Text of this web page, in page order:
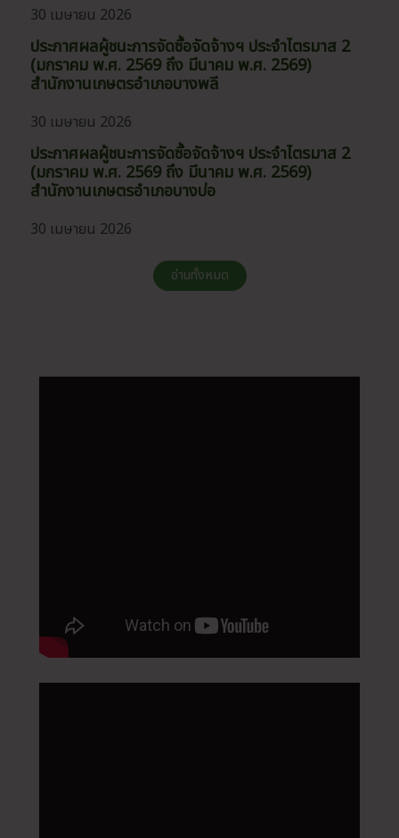
30 เมษายน 2026
ประกาศผลผู้ชนะการจัดซื้อจัดจ้างฯ ประจำไตรมาส 2
(มกราคม พ.ศ. 2569 ถึง มีนาคม พ.ศ. 2569)
สำนักงานเกษตรอำเภอบางพลี
30 เมษายน 2026
ประกาศผลผู้ชนะการจัดซื้อจัดจ้างฯ ประจำไตรมาส 2
(มกราคม พ.ศ. 2569 ถึง มีนาคม พ.ศ. 2569)
สำนักงานเกษตรอำเภอบางบ่อ
30 เมษายน 2026
อ่านทั้งหมด